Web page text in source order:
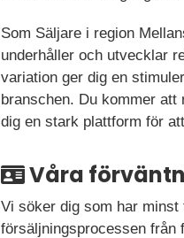
Som Säljare i region
underhåller och utvecklar
variation ger dig en
branschen. Du kommer
dig en stark plattform för
Våra
Vi söker dig som har
försäljningsprocessen från